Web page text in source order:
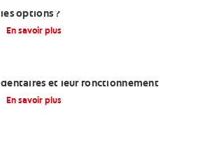
les options ?
En savoir plus
dentaires et leur fonctionnement
En savoir plus